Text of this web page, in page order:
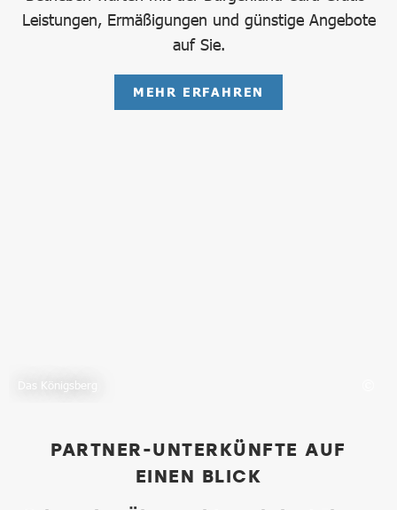
Leistungen, Ermäßigungen und günstige Angebote
auf Sie.
MEHR ERFAHREN
Das Königsberg
PARTNER-UNTERKÜNFTE AUF
EINEN BLICK